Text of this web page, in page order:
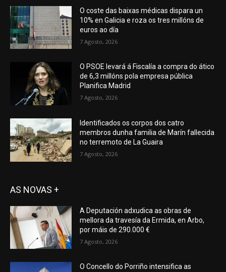
O coste das baixas médicas dispara un
10% en Galicia e roza os tres millóns de
euros ao día
7 Agosto, 2026
O PSOE levará á Fiscalía a compra do ático
de 6,3 millóns pola empresa pública
Planifica Madrid
7 Agosto, 2026
Identificados os corpos dos catro
membros dunha familia de Marín fallecida
no terremoto de La Guaira
7 Agosto, 2026
AS NOVAS +
A Deputación adxudica as obras de
mellora da travesía da Ermida, en Arbo,
por máis de 290.000 €
7 Agosto, 2026
O Concello do Porriño intensifica as